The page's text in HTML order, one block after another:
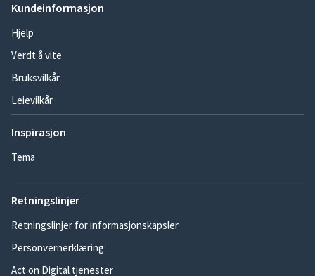
Kundeinformasjon
Hjelp
Verdt å vite
Bruksvilkår
Leievilkår
Inspirasjon
Tema
Retningslinjer
Retningslinjer for informasjonskapsler
Personvernerklæring
Act on Digital tjenester